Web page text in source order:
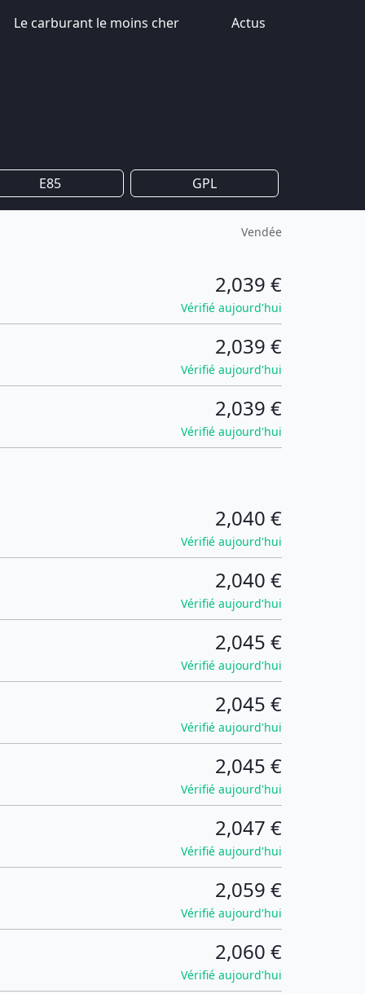
Le carburant le moins cher Actus
E85 GPL
Vendée
2,039 €
Vérifié aujourd'hui
2,039 €
Vérifié aujourd'hui
2,039 €
Vérifié aujourd'hui
2,040 €
Vérifié aujourd'hui
2,040 €
Vérifié aujourd'hui
2,045 €
Vérifié aujourd'hui
2,045 €
Vérifié aujourd'hui
2,045 €
Vérifié aujourd'hui
2,047 €
Vérifié aujourd'hui
2,059 €
Vérifié aujourd'hui
2,060 €
Vérifié aujourd'hui